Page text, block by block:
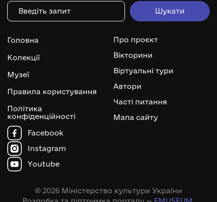
Головна
Колекції
Музеї
Правила користування
Політика
конфіденційності
Про проєкт
Вікторини
Віртуальні тури
Автори
Часті питання
Мапа сайту
Facebook
Instagram
Youtube
© 2026 Міністерство культури України